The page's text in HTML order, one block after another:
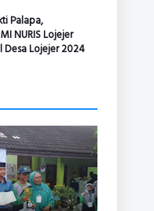
Palapa,
NURIS Lojejer
Desa Lojejer 2024